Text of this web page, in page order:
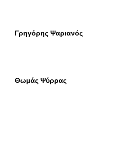
Γρηγόρης Ψαριανός
Θωμάς Ψύρρας